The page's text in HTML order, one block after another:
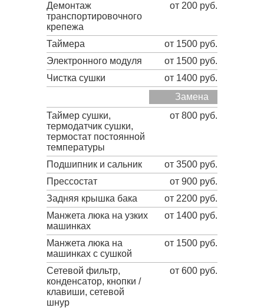
Демонтаж
транспортировочного
крепежа
от 200 руб.
Таймера
от 1500 руб.
Электронного модуля
от 1500 руб.
Чистка сушки
от 1400 руб.
Замена
Таймер сушки,
термодатчик сушки,
термостат постоянной
температуры
от 800 руб.
Подшипник и сальник
от 3500 руб.
Прессостат
от 900 руб.
Задняя крышка бака
от 2200 руб.
Манжета люка на узких
машинках
от 1400 руб.
Манжета люка на
машинках с сушкой
от 1500 руб.
Сетевой фильтр,
конденсатор, кнопки /
клавиши, сетевой
шнур
от 600 руб.